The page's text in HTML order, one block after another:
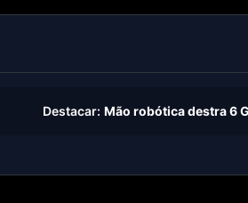
Destacar: Mão robótica destra 6